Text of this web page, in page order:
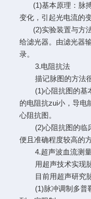
(1)基本原理：脉搏
变化，引起光电流的
(2)实验装置与方法
给滤光器。由滤光器
录。
3.电阻抗法
描记脉图的方法很
(1)心阻抗图的基本
的电阻抗zui小，导电
心阻抗图。
(2)心阻抗图的临床
便且准确程度较高的方
4.超声波血流测
用超声技术实现脉
目前用超声研究脉
(1)脉冲调制多普勒